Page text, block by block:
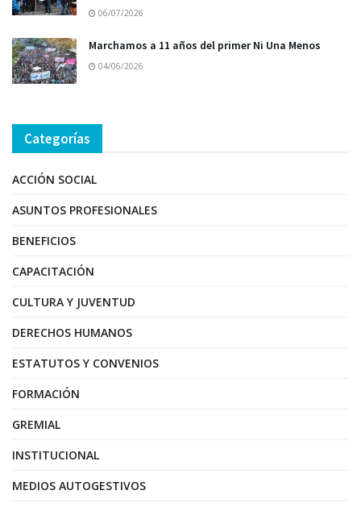
06/07/2026
Marchamos a 11 años del primer Ni Una Menos
04/06/2026
Categorías
ACCIÓN SOCIAL
ASUNTOS PROFESIONALES
BENEFICIOS
CAPACITACIÓN
CULTURA Y JUVENTUD
DERECHOS HUMANOS
ESTATUTOS Y CONVENIOS
FORMACIÓN
GREMIAL
INSTITUCIONAL
MEDIOS AUTOGESTIVOS